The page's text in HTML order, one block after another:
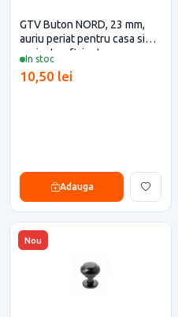
In stoc
GTV Buton NORD, 23 mm,
auriu periat pentru casa si
proiecte eficiente
10,50 lei
Adauga
Nou